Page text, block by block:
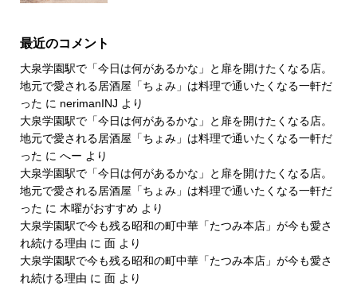
最近のコメント
大泉学園駅で「今日は何があるかな」と扉を開けたくなる店。
地元で愛される居酒屋「ちょみ」は料理で通いたくなる一軒だ
った に nerimanINJ より
大泉学園駅で「今日は何があるかな」と扉を開けたくなる店。
地元で愛される居酒屋「ちょみ」は料理で通いたくなる一軒だ
った に へー より
大泉学園駅で「今日は何があるかな」と扉を開けたくなる店。
地元で愛される居酒屋「ちょみ」は料理で通いたくなる一軒だ
った に 木曜がおすすめ より
大泉学園駅で今も残る昭和の町中華「たつみ本店」が今も愛さ
れ続ける理由 に 面より
大泉学園駅で今も残る昭和の町中華「たつみ本店」が今も愛さ
れ続ける理由 に 面より